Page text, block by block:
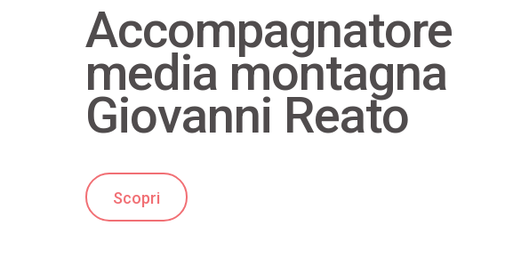
Accompagnatore
media montagna
Giovanni Reato
Scopri